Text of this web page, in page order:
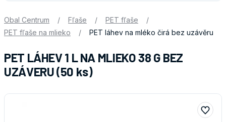
Obal Centrum / Fľaše / PET fľaše
/
PET fľaše na mlieko
/ PET láhev na mléko čirá bez uzávěru
PET LÁHEV 1 L NA MLIEKO 38 G BEZ
UZÁVERU (50 ks)